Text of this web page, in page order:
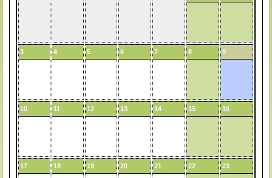
3 4 5 6 7 8 9
10 11 12 13 14 15 16
17 18 19 20 21 22 23